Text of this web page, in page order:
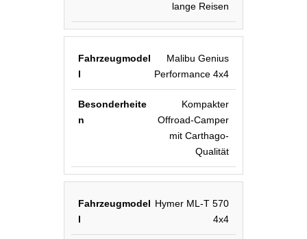
lange Reisen
Malibu Genius
Performance 4x4
Kompakter
Offroad-Camper
mit Carthago-
Qualität
Hymer ML-T 570
4x4